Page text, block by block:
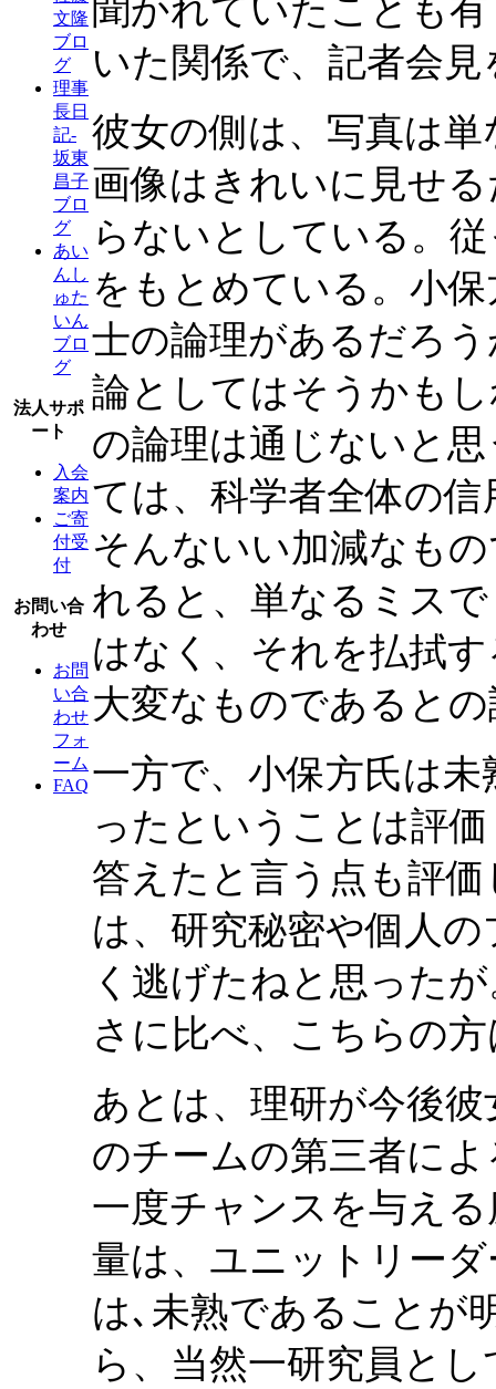
文隆
ブロ
グ
理事
長日
記-
坂東
昌子
ブロ
グ
あい
んし
ゅた
いん
ブロ
グ
法人サポ
ート
入会
案内
ご寄
付受
付
お問い合
わせ
お問
い合
わせ
フォ
ーム
FAQ
聞かれていたことも
いた関係で、記者会
彼女の側は、写真は
画像はきれいに見せ
らないとしている。
をもとめている。小
士の論理があるだろ
論としてはそうかも
の論理は通じないと
ては、科学者全体の
そんないい加減なも
れると、単なるミス
はなく、それを払拭
大変なものであると
一方で、小保方氏は
ったということは評
答えたと言う点も評
は、研究秘密や個人
く逃げたねと思った
さに比べ、こちらの
あとは、理研が今後
のチームの第三者に
一度チャンスを与え
量は、ユニットリー
は､未熟であることが
ら、当然一研究員と